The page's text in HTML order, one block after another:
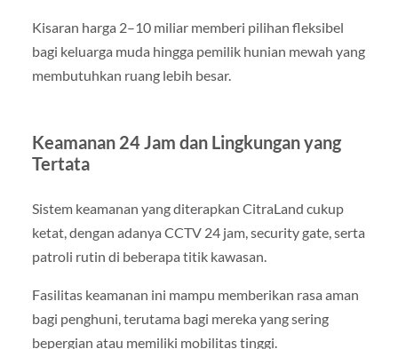
Kisaran harga 2–10 miliar memberi pilihan fleksibel
bagi keluarga muda hingga pemilik hunian mewah yang
membutuhkan ruang lebih besar.
Keamanan 24 Jam dan Lingkungan yang
Tertata
Sistem keamanan yang diterapkan CitraLand cukup
ketat, dengan adanya CCTV 24 jam, security gate, serta
patroli rutin di beberapa titik kawasan.
Fasilitas keamanan ini mampu memberikan rasa aman
bagi penghuni, terutama bagi mereka yang sering
bepergian atau memiliki mobilitas tinggi.